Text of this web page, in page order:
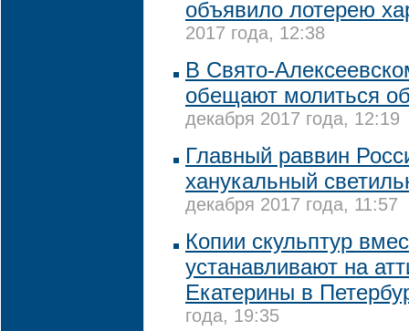
объявило лотерею
2017 года, 12:38
В Свято-
обещают молиться
декабря 2017 года, 12:19
Главный раввин
ханукальный
декабря 2017 года, 11:57
Копии скульптур
устанавливают на
Екатерины в
года, 19:35